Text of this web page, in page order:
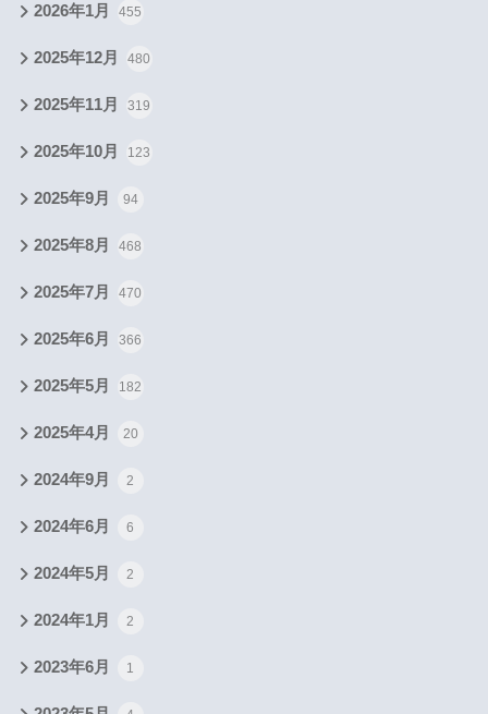
2026年1月 455
2025年12月 480
2025年11月 319
2025年10月 123
2025年9月 94
2025年8月 468
2025年7月 470
2025年6月 366
2025年5月 182
2025年4月 20
2024年9月 2
2024年6月 6
2024年5月 2
2024年1月 2
2023年6月 1